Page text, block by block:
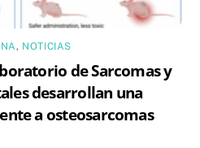
, NOTICIAS
de Sarcomas y
desarrollan una
a osteosarcomas